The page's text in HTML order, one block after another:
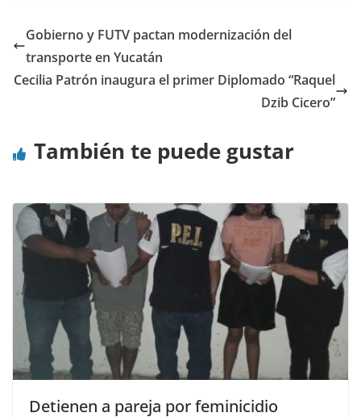
Gobierno y FUTV pactan modernización del
transporte en Yucatán
Cecilia Patrón inaugura el primer Diplomado “Raquel
Dzib Cicero”
También te puede gustar
Detienen a pareja por feminicidio